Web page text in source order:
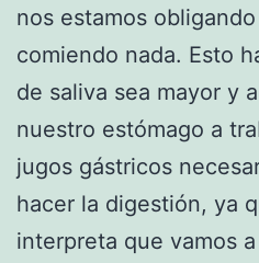
nos estamos
comiendo nada. Esto
de saliva sea mayor y
nuestro estómago a
jugos gástricos
hacer la digestión, ya
interpreta que vamos